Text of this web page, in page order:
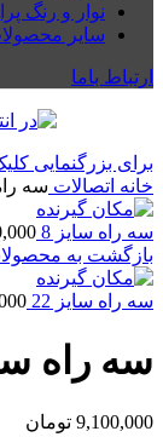
نوار و رنگ
سایر
ارتباط باما
برای بزرگنمایی
خانه اتصالات سه راه
سه راه سایز 8
بازگشت به
سه راه سایز 22
سه راه
9,100,000 تومان